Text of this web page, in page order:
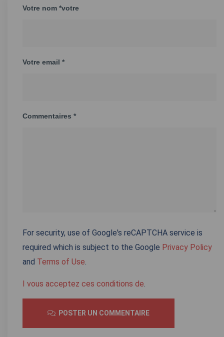
Votre nom *votre
Votre email *
Commentaires *
For security, use of Google's reCAPTCHA service is
required which is subject to the Google Privacy Policy
and Terms of Use
I vous acceptez ces conditions de
POSTER UN COMMENTAIRE